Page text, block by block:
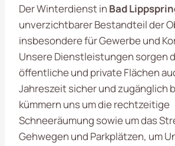
Der Winterdienst in Bad
unverzichtbarer Bestandteil der
insbesondere für Gewerbe und
Unsere Dienstleistungen sorgen
öffentliche und private Flächen
Jahreszeit sicher und zugänglich
kümmern uns um die rechtzeitige
Schneeräumung sowie um das
Gehwegen und Parkplätzen, um